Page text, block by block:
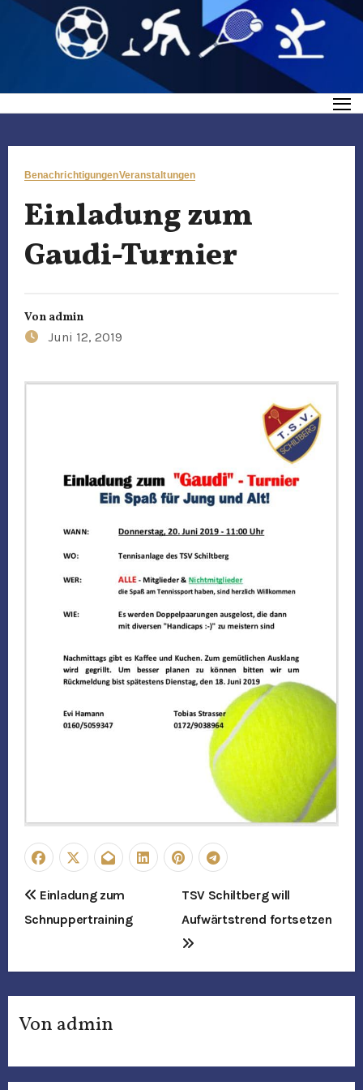
BenachrichtigungenVeranstaltungen
Einladung zum
Gaudi-Turnier
Von admin
Juni 12, 2019
B
e
i
t
r
a
Einladung zum
Schnuppertraining
TSV Schiltberg will
Aufwärtstrend fortsetzen
Von admin